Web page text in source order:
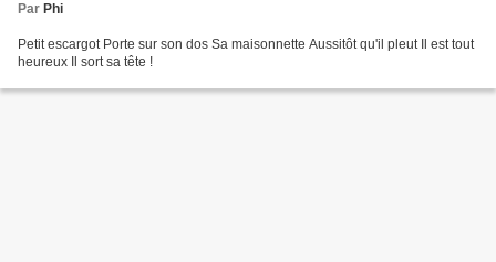
Par Phi
Petit escargot Porte sur son dos Sa maisonnette Aussitôt qu'il pleut Il est tout
heureux Il sort sa tête !